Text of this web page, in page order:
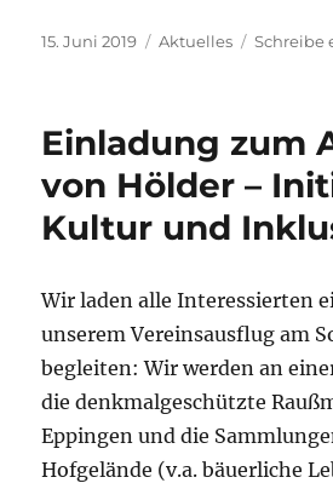
Veröffentlicht
15. Juni 2019 Kategorien
Aktuelles Schreibe
Einladung zum
von Hölder –
Kultur und
Wir laden alle Interessierten
unserem Vereinsausflug am
begleiten: Wir werden an
die denkmalgeschützte
Eppingen und die
Hofgelände (v.a. bäuerliche